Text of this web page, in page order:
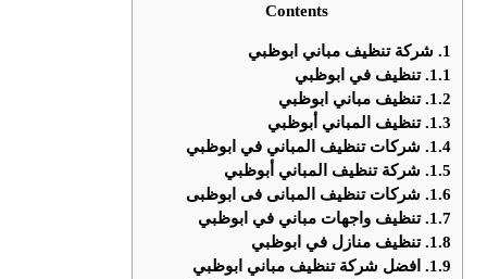
Contents
1. شركة تنظيف مباني ابوظبي
1.1. تنظيف في ابوظبي
1.2. تنظيف مباني ابوظبي
1.3. تنظيف المباني أبوظبي
1.4. شركات تنظيف المباني في ابوظبي
1.5. شركة تنظيف المباني أبوظبي
1.6. شركات تنظيف المبانى فى ابوظبى
1.7. تنظيف واجهات مباني في ابوظبي
1.8. تنظيف منازل في ابوظبي
1.9.
افضل شركة تنظيف مباني ابوظبي